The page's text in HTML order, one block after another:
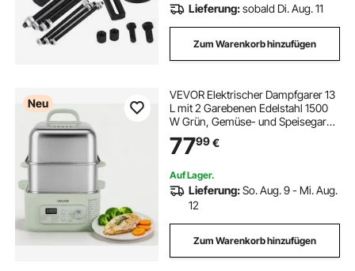
Lieferung:sobald Di. Aug. 11
Zum Warenkorb hinzufügen
Neu
VEVOR Elektrischer Dampfgarer 13
L mit 2 Garebenen Edelstahl 1500
W Grün, Gemüse- und Speisegarer
für 3–6 Personen mit 9
Voreingestellten Programmen,
Meeresfrüchte und Reis
7799€
Auf Lager.
Lieferung:So. Aug. 9 - Mi. Aug.
12
Zum Warenkorb hinzufügen